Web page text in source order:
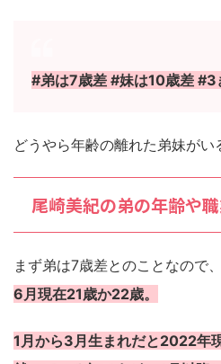
#弟は7歳差 #妹は10歳差 #3
どうやら年齢の離れた弟妹がい
尾崎美紀の弟の年齢や
まず弟は7歳差とのことなので、
6月現在21歳か22歳。
1月から3月生まれだと2022年